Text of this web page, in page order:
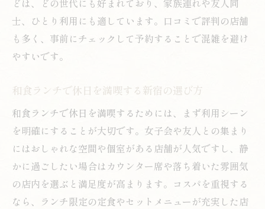
士、ひとり利用にも適しています。口コミで評判の店舗
も多く、事前にチェックして予約することで混雑を避け
やすいです。
和食ランチで休日を満喫する新宿の選び方
和食ランチで休日を満喫するためには、まず利用シーン
を明確にすることが大切です。女子会や友人との集まり
にはおしゃれな空間や個室がある店舗が人気ですし、静
かに過ごしたい場合はカウンター席や落ち着いた雰囲気
の店内を選ぶと満足度が高まります。コスパを重視する
なら、ランチ限定の定食やセットメニューが充実した店